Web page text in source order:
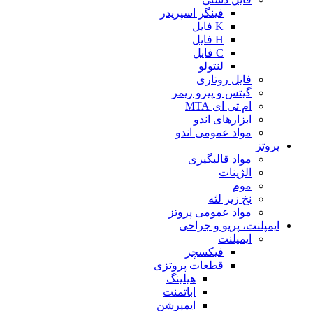
فینگر اسپریدر
K فایل
H فایل
C فایل
لنتولو
فایل روتاری
گیتس و پیزو ریمر
ام تی ای MTA
ابزارهای اندو
مواد عمومی اندو
پروتز
مواد قالبگیری
الژینات
موم
نخ زیر لثه
مواد عمومی پروتز
ایمپلنت، پریو و جراحی
ایمپلنت
فیکسچر
قطعات پروتزی
هیلینگ
اباتمنت
ایمپرشن